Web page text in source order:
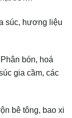
súc, hương liệu
bón, hoá
gia cầm, các
bê tông, bao xi